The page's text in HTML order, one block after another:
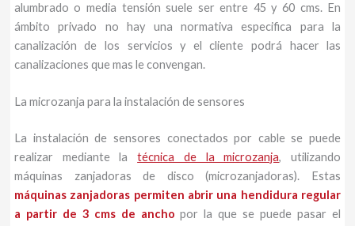
alumbrado o media tensión suele ser entre 45 y 60 cms. En
ámbito privado no hay una normativa especifica para la
canalización de los servicios y el cliente podrá hacer las
canalizaciones que mas le convengan.
La microzanja para la instalación de sensores
La instalación de sensores conectados por cable se puede
realizar mediante latécnica de la microzanja, utilizando
máquinas zanjadoras de disco (microzanjadoras). Estas
máquinas zanjadoras permiten abrir una hendidura regular
a partir de 3 cms de ancho por la que se puede pasar el